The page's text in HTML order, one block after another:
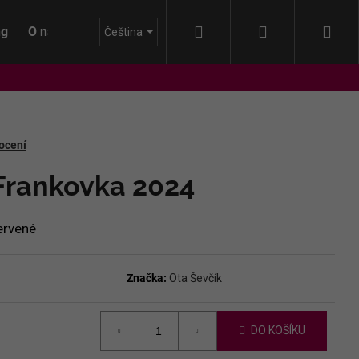
O nás BlogČeština Přihlášení
2024
Značka: Ota Ševčík
DO KOŠÍKU
- HIMMEL AUF